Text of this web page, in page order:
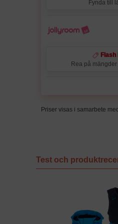
Fynda till
Rea på
Priser visas i samarbete med
Test och